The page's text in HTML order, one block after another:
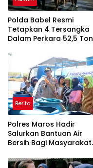
Polda Babel Resmi
Tetapkan 4 Tersangka
Dalam Perkara 52,5 Ton
Belitung
Berita
Polres Maros Hadir
Salurkan Bantuan Air
Bersih Bagi Masyarakat
Di Maros